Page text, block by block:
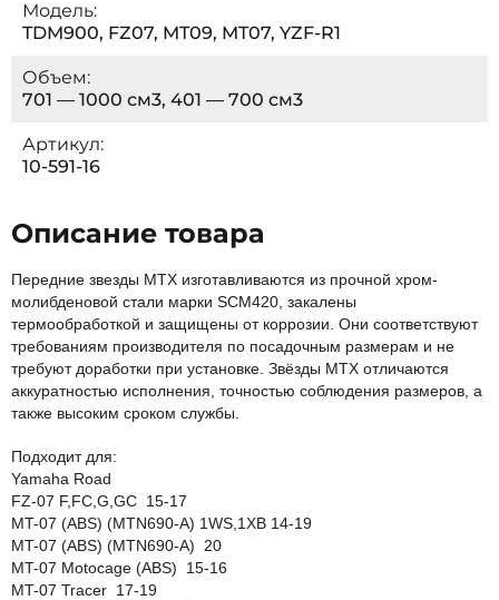
Модель:
TDM900, FZ07, MT09, MT07, YZF-R1
Объем:
701 — 1000 см3, 401 — 700 см3
Артикул:
10-591-16
Описание товара
Передние звезды MTX изготавливаются из прочной хром-
молибденовой стали марки SCM420, закалены
термообработкой и защищены от коррозии. Они соответствуют
требованиям производителя по посадочным размерам и не
требуют доработки при установке. Звёзды МТХ отличаются
аккуратностью исполнения, точностью соблюдения размеров, а
также высоким сроком службы.
Подходит для:
Yamaha Road
FZ-07 F,FC,G,GC 15-17
MT-07 (ABS) (MTN690-A) 1WS,1XB 14-19
MT-07 (ABS) (MTN690-A) 20
MT-07 Motocage (ABS) 15-16
MT-07 Tracer 17-19